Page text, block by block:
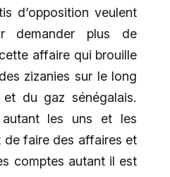
d’opposition veulent
demander plus de
affaire qui brouille
zizanies sur le long
du gaz sénégalais.
autant les uns et les
de faire des affaires et
comptes autant il est